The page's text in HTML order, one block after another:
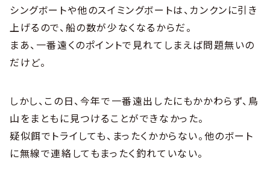
シングボートや他のスイミングボートは、カンクンに引き
上げるので、船の数が少なくなるからだ。
まあ、一番遠くのポイントで見れてしまえば問題無いの
だけど。
しかし、この日、今年で一番遠出したにもかかわらず、鳥
山をまともに見つけることができなかった。
疑似餌でトライしても、まったくかからない。他のボート
に無線で連絡してもまったく釣れていない。